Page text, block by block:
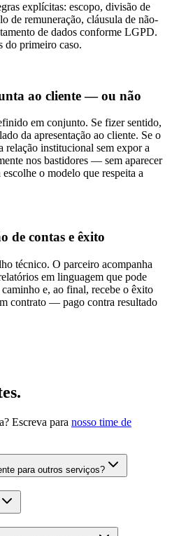
explícitas: escopo, divisão de
de remuneração, cláusula de não-
de dados conforme LGPD.
do primeiro caso.
ao cliente — ou não
em conjunto. Se fizer sentido,
da apresentação ao cliente. Se o
relação institucional sem expor a
nos bastidores — sem aparecer
o modelo que respeita a
de contas e êxito
técnico. O parceiro acompanha
em linguagem que pode
e, ao final, recebe o êxito
contrato — pago contra resultado
Escreva para nosso time de
para outros serviços?